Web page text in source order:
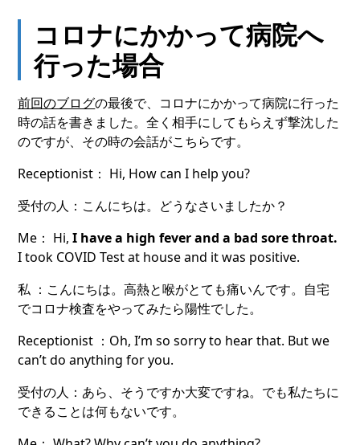
コロナにかかって病院へ
行った場合
前回のブログの最後で、コロナにかかって病院に行った
時の話を書きました。全く相手にしてもらえず撃沈した
のですが、その時の会話がこちらです。
Receptionist： Hi, How can I help you?
受付の人：こんにちは。どうなさいましたか？
Me： Hi,I have a high fever and a bad sore throat.
I took COVID Test at house and it was positive.
私 ：こんにちは。高熱と喉がとても痛いんです。自宅
でコロナ検査をやってみたら陽性でした。
Receptionist ：Oh, I’m so sorry to hear that. But we
can’t do anything for you.
受付の人：あら、そうですか大変ですね。でも私たちに
できることは何もないです。